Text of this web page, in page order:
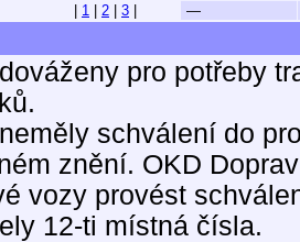
1 2 3 —
pro potřeby
schválení do
znění. OKD
vozy provést
12-ti místná čísla.